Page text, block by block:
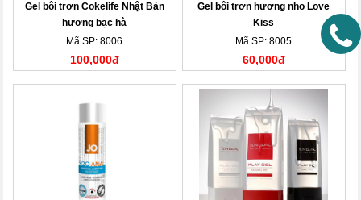
Gel bôi trơn Cokelife Nhật Bản
hương bạc hà
Mã SP: 8006
100,000đ
Gel bôi trơn hương nho Love
Kiss
Mã SP: 8005
60,000đ